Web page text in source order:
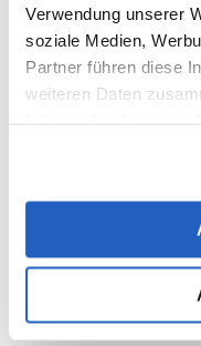
Verwendung unserer
soziale Medien,
Partner führen diese
weiteren Daten
Kalender für
Entwicklung einer
Verwaltung von
verschiedenen
ermöglichen.